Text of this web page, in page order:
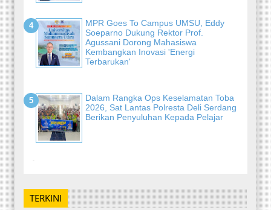
MPR Goes To Campus UMSU, Eddy
Soeparno Dukung Rektor Prof.
Agussani Dorong Mahasiswa
Kembangkan Inovasi 'Energi
Terbarukan'
Dalam Rangka Ops Keselamatan Toba
2026, Sat Lantas Polresta Deli Serdang
Berikan Penyuluhan Kepada Pelajar
-
TERKINI